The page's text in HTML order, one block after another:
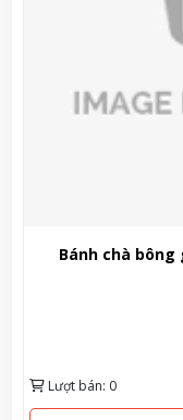
bông gà xé sợi M&D